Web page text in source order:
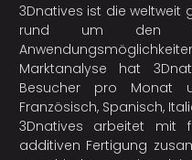
3Dnatives ist die
rund um den
Marktanalyse hat
Besucher pro Monat
Französisch, Spanisch,
3Dnatives arbeitet mit
additiven Fertigung